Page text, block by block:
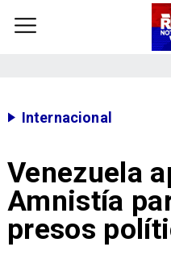
Internacional
Venezuela
Amnistía
presos